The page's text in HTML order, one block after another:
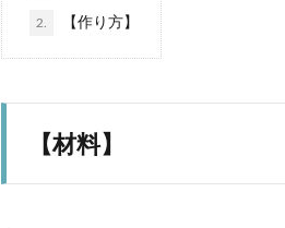
2. 【作り方】
【材料】